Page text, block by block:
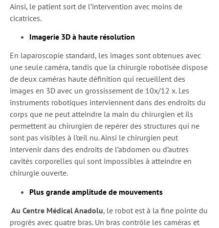
Ainsi, le patient sort de l’intervention avec moins de
cicatrices.
Imagerie 3D à haute résolution
En laparoscopie standard, les images sont obtenues avec
une seule caméra, tandis que la chirurgie robotisée dispose
de deux caméras haute définition qui recueillent des
images en 3D avec un grossissement de 10x/12 x. Les
instruments robotiques interviennent dans des endroits du
corps que ne peut atteindre la main du chirurgien et ils
permettent au chirurgien de repérer des structures qui ne
sont pas visibles à l’œil nu. Ainsi le chirurgien peut
intervenir dans des endroits de l’abdomen ou d’autres
cavités corporelles qui sont impossibles à atteindre en
chirurgie ouverte.
Plus grande amplitude de mouvements
Au Centre Médical Anadolu, le robot est à la fine pointe du
progrès avec quatre bras. Un bras contrôle les caméras et